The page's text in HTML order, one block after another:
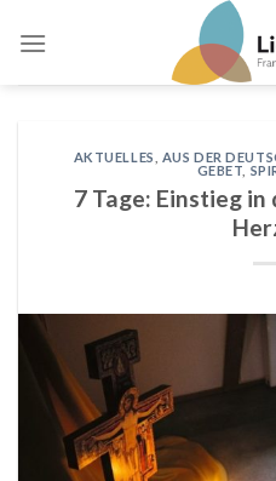
AKTUELLES AUS DER
GEBET
7 Tage: Einstieg